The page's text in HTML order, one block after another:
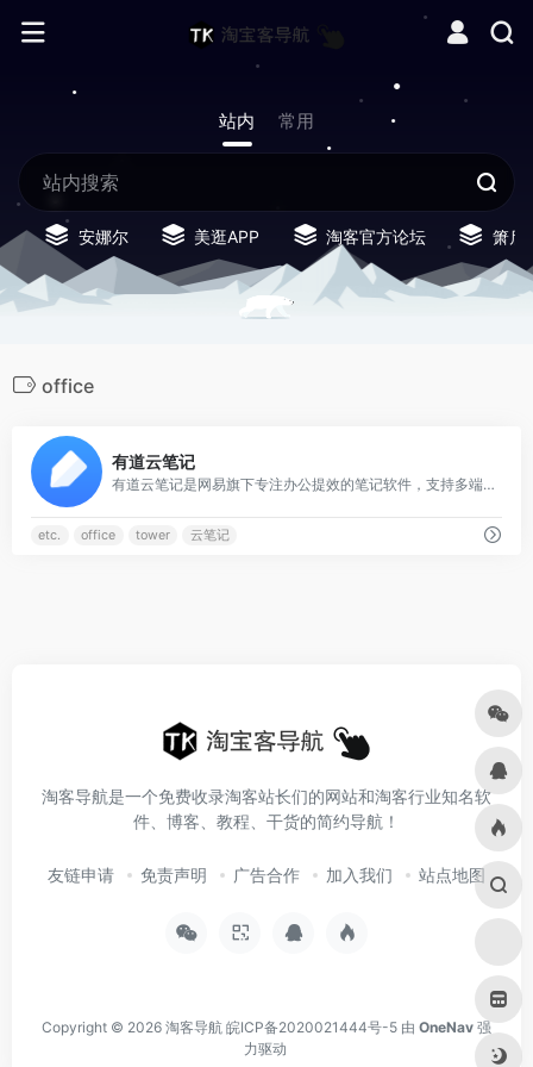
站内 常用
安娜尔 美逛APP 淘客官方论坛 箫启
office
有道云笔记
有道云笔记是网易旗下专注办公提效的笔记软件，支持多端同步，用户可以随时随地对线上资料进行编辑、分享以及协同。
etc. office tower 云笔记
淘客导航是一个免费收录淘客站长们的网站和淘客行业知名软
件、博客、教程、干货的简约导航！
友链申请 免责声明 广告合作 加入我们 站点地图
Copyright © 2026 淘客导航 皖ICP备2020021444号-5 由 OneNav 强
力驱动